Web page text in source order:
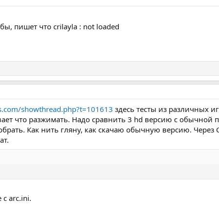
пишет что crilayla : not loaded
showthread.php?t=101613 здесь тесты из различных
что разжимать. Надо сравнить 3 hd версию с обычной
Как нить гляну, как скачаю обычную версию. Через
с arc.ini.